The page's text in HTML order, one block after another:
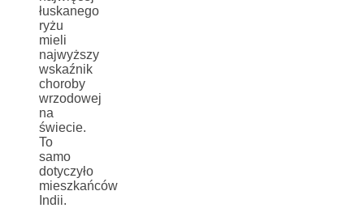
łuskanego
ryżu
mieli
najwyższy
wskaźnik
choroby
wrzodowej
na
świecie.
To
samo
dotyczyło
mieszkańców
Indii.